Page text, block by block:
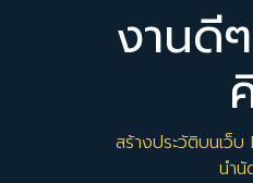
งานดี
สร้างประวัติบนเว็
นำ